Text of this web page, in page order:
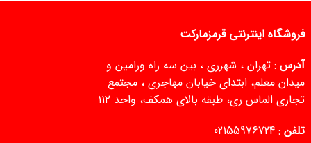
فروشگاه اینترنتی قرمزمارکت
آدرس : تهران ، شهرری ، بین سه راه ورامین و
میدان معلم، ابتدای خیابان مهاجری ، مجتمع
تجاری الماس ری، طبقه بالای همکف، واحد ۱۱۲
تلفن :
02155976724